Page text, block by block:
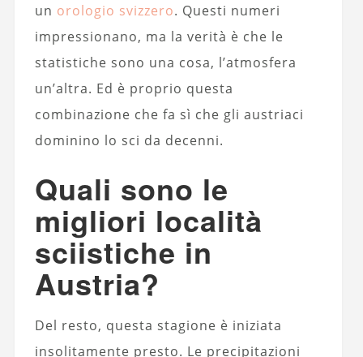
un orologio svizzero. Questi numeri
impressionano, ma la verità è che le
statistiche sono una cosa, l’atmosfera
un’altra. Ed è proprio questa
combinazione che fa sì che gli austriaci
dominino lo sci da decenni.
Quali sono le
migliori località
sciistiche in
Austria?
Del resto, questa stagione è iniziata
insolitamente presto. Le precipitazioni